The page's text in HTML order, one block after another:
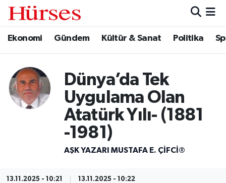
Ekonomi Gündem Kültür & Sanat Politika
Dünya’da Tek
Uygulama Olan
Atatürk Yılı- (1881
-1981)
AŞK YAZARI MUSTAFA E. ÇIFCI®
13.11.2025 - 10:21 13.11.2025 - 10:22
Ekonomi
Kültür & Sanat
Hava Durumu
Süper Lig Puan Durumu ve Fikstür
Tüm Manşetler
Son Dakika Haberleri